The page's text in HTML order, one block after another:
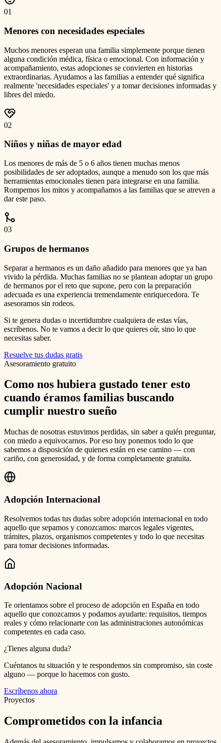
01
Menores con necesidades especiales
Muchos menores esperan una familia simplemente porque tienen
alguna condición médica, física o emocional. Con información y
acompañamiento, estas adopciones se convierten en historias
extraordinarias. Ayudamos a las familias a entender qué significa
realmente 'necesidades especiales' y a tomar decisiones informadas y
libres del miedo.
02
Niños y niñas de mayor edad
Los menores de más de 5 o 6 años tienen muchas menos
posibilidades de ser adoptados, aunque a menudo son los que más
herramientas emocionales tienen para integrarse en una familia.
Rompemos los mitos y acompañamos a las familias que se atreven a
dar este paso.
03
Grupos de hermanos
Separar a hermanos es un daño añadido para menores que ya han
vivido la pérdida. Muchas familias no se plantean adoptar un grupo
de hermanos por el reto que supone, pero con la preparación
adecuada es una experiencia tremendamente enriquecedora. Te
asesoramos sin rodeos.
Si te genera dudas o incertidumbre cualquiera de estas vías,
escríbenos. No te vamos a decir lo que quieres oír, sino lo que
necesitas saber.
Resuelve tus dudas gratis
Asesoramiento gratuito
Como nos hubiera gustado tener esto
cuando éramos familias buscando
cumplir nuestro sueño
Muchas de nosotras estuvimos perdidas, sin saber a quién preguntar,
con miedo a equivocarnos. Por eso hoy ponemos todo lo que
sabemos a disposición de quienes están en ese camino — con
cariño, con generosidad, y de forma completamente gratuita.
Adopción Internacional
Resolvemos todas tus dudas sobre adopción internacional en todo
aquello que sepamos y conozcamos: marcos legales vigentes,
trámites, plazos, organismos competentes y todo lo que necesitas
para tomar decisiones informadas.
Adopción Nacional
Te orientamos sobre el proceso de adopción en España en todo
aquello que conozcamos y podamos ayudarte: requisitos, tiempos
reales y cómo relacionarte con las administraciones autonómicas
competentes en cada caso.
¿Tienes alguna duda?
Cuéntanos tu situación y te respondemos sin compromiso, sin coste
alguno — porque lo hacemos con gusto.
Escríbenos ahora
Proyectos
Comprometidos con la infancia